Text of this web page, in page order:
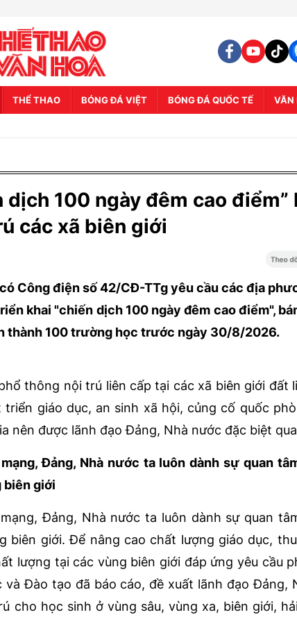
THỂ THAO BÓNG ĐÁ VIỆT BÓNG ĐÁ QUỐC TẾ VĂN
dịch 100 ngày đêm cao điểm”
các xã biên giới
Công điện số 42/CĐ-TTg yêu cầu các địa
khai "chiến dịch 100 ngày đêm cao điểm",
thành 100 trường học trước ngày 30/8/2026.
thông nội trú liên cấp tại các xã biên giới đất
giáo dục, an sinh xã hội, củng cố quốc
nên được lãnh đạo Đảng, Nhà nước đặc biệt
Đảng, Nhà nước ta luôn dành sự quan
biên giới
Đảng, Nhà nước ta luôn dành sự quan
biên giới. Để nâng cao chất lượng giáo dục,
lượng tại các vùng biên giới đáp ứng yêu cầu
và Đào tạo đã báo cáo, đề xuất lãnh đạo Đảng,
cho học sinh ở vùng sâu, vùng xa, biên giới,